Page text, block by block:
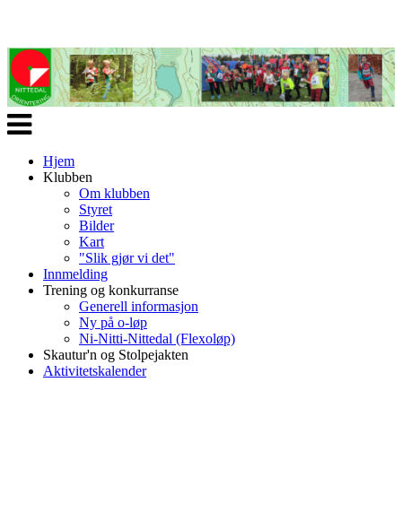
Veksle
navigasjon
Hjem
Klubben
Om klubben
Styret
Bilder
Kart
"Slik gjør vi det"
Innmelding
Trening og konkurranse
Generell informasjon
Ny på o-løp
Ni-Nitti-Nittedal (Flexoløp)
Skautur'n og Stolpejakten
Aktivitetskalender